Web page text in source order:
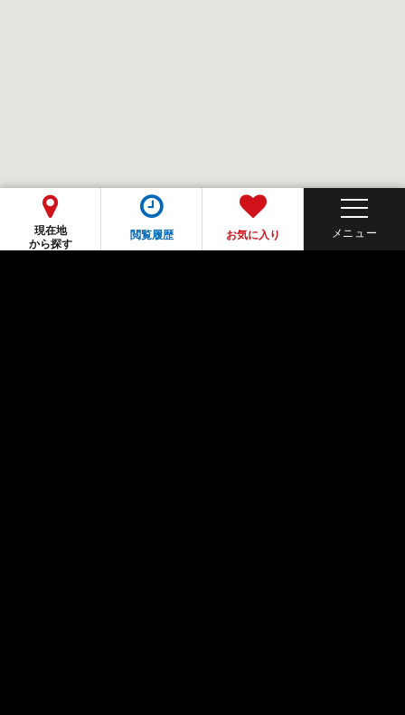
現在地
から探す
閲覧履歴 お気に入り